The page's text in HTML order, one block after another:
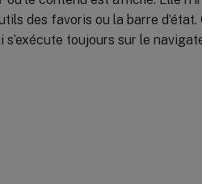
des favoris ou la barre
toujours sur le